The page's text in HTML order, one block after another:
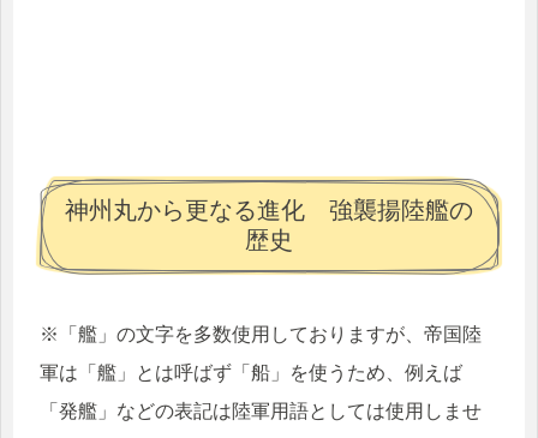
神州丸から更なる進化 強襲揚陸艦の
歴史
※「艦」の文字を多数使用しておりますが、帝国陸
軍は「艦」とは呼ばず「船」を使うため、例えば
「発艦」などの表記は陸軍用語としては使用しませ